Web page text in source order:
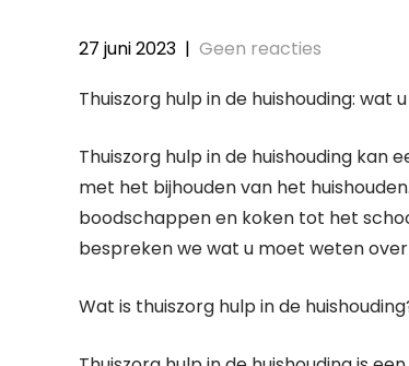
27 juni 2023 | Geen reacties
Thuiszorg hulp in de huishouding: wat
Thuiszorg hulp in de huishouding kan
met het bijhouden van het
boodschappen en koken tot het
bespreken we wat u moet weten
Wat is thuiszorg hulp in de